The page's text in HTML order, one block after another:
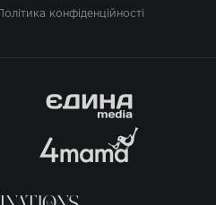
Політика конфіденційності